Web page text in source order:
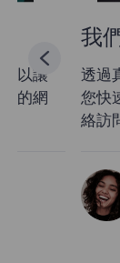
我們的
透過真實的
您快速選擇
絡訪問。